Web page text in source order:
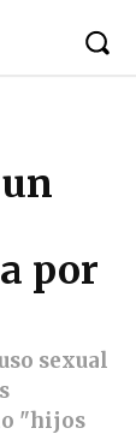
por
sexual
"hijos